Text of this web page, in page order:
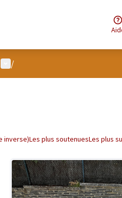
Menu utilisateur
/
inverse)Les plus soutenuesLes plus